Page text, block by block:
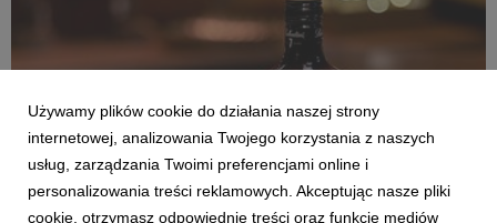
Używamy plików cookie do działania naszej strony
internetowej, analizowania Twojego korzystania z naszych
usług, zarządzania Twoimi preferencjami online i
personalizowania treści reklamowych. Akceptując nasze pliki
cookie, otrzymasz odpowiednie treści oraz funkcje mediów